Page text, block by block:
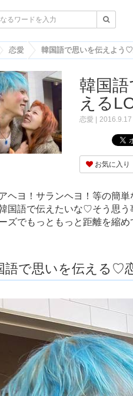
恋愛
韓国
える
恋愛 2016.9.17
お気に入り
ヘヨ！サランヘヨ！等の簡
国語で伝えたいな♡そう思う
ズでもっともっと距離を縮
語で思いを伝える♡